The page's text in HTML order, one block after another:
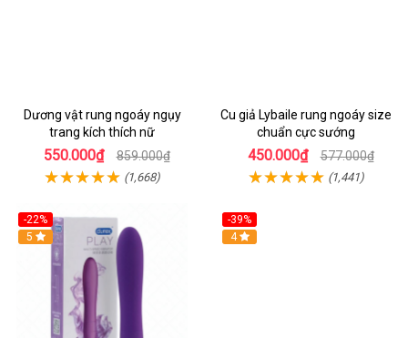
Dương vật rung ngoáy ngụy
trang kích thích nữ
550.000₫ 859.000₫
(1,668)
Cu giả Lybaile rung ngoáy size
chuẩn cực sướng
450.000₫ 577.000₫
(1,441)
-22%
Hot
5
-39%
Hot
4